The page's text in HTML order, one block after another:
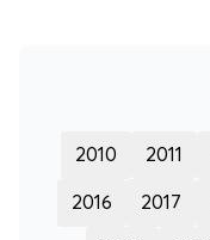
2010 2011
2016 2017